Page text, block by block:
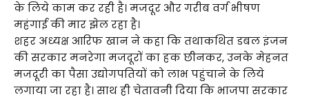
के लिये काम कर रही है। मजदूर और गरीब वर्ग भीषण
महंगाई की मार झेल रहा है।
शहर अध्यक्ष आरिफ खान ने कहा कि तथाकथित डबल इंजन
की सरकार मनरेगा मजदूरों का हक छीनकर, उनके मेहनत
मजदूरी का पैसा उद्योगपतियों को लाभ पहुंचाने के लिये
लगाया जा रहा है। साथ ही चेतावनी दिया कि भाजपा सरकार